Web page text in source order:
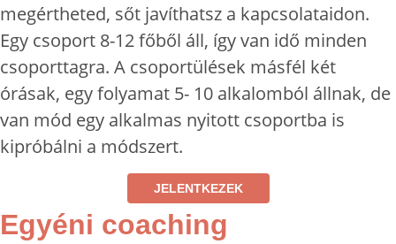
megértheted, sőt javíthatsz a kapcsolataidon.
Egy csoport 8-12 főből áll, így van idő minden
csoporttagra. A csoportülések másfél két
órásak, egy folyamat 5- 10 alkalomból állnak, de
van mód egy alkalmas nyitott csoportba is
kipróbálni a módszert.
JELENTKEZEK
Egyéni coaching